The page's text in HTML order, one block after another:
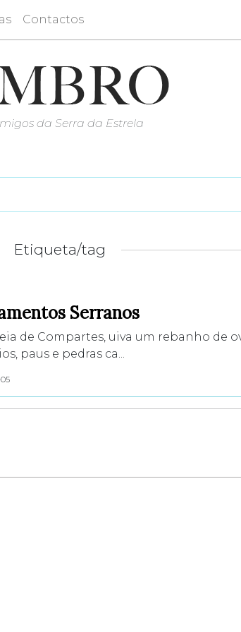
Contactos
da Serra da Estrela
Etiqueta/tag
Serranos
de Compartes, uiva um rebanho de
paus e pedras ca...